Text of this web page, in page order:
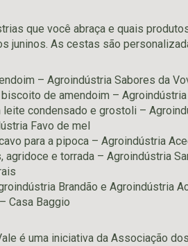
que você abraça e quais
juninos. As cestas são
– Agroindústria Sabores da
de amendoim –
condensado e grostoli –
Favo de mel
para a pipoca – Agroindústria
agridoce e torrada – Agroindústria
Brandão e Agroindústria
Casa Baggio
é uma iniciativa da Associação